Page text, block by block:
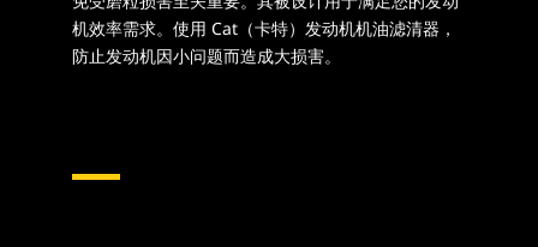
机效率需求。使用 Cat（卡特）发动机机油滤清器，
防止发动机因小问题而造成大损害。